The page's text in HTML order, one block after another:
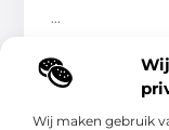
Wij maken gebruik
...